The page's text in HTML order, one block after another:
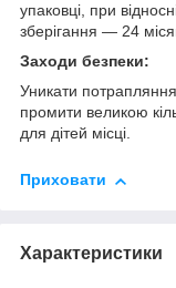
упаковці, при
зберігання — 24
Заходи безпеки:
Уникати
промити великою
для дітей місці.
Приховати
Характеристики